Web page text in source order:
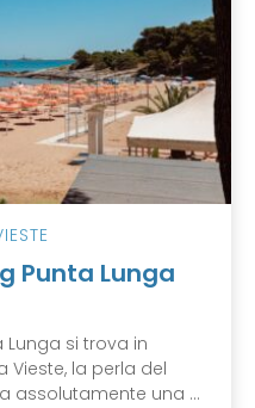
Punta Lunga
Lunga si trova in
Vieste, la perla del
assolutamente una ...